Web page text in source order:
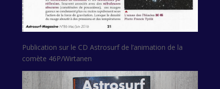
Publication sur le CD Astrosurf de l’animation de la
comète 46P/Wirtanen